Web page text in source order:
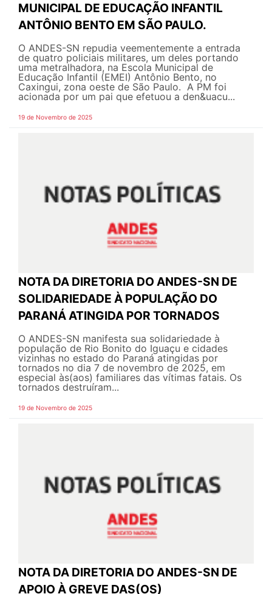
MUNICIPAL DE EDUCAÇÃO INFANTIL
ANTÔNIO BENTO EM SÃO PAULO.
O ANDES-SN repudia veementemente a entrada
de quatro policiais militares, um deles portando
uma metralhadora, na Escola Municipal de
Educação Infantil (EMEI) Antônio Bento, no
Caxingui, zona oeste de São Paulo. A PM foi
acionada por um pai que efetuou a den&uacu...
19 de Novembro de 2025
NOTA DA DIRETORIA DO ANDES-SN DE
SOLIDARIEDADE À POPULAÇÃO DO
PARANÁ ATINGIDA POR TORNADOS
O ANDES-SN manifesta sua solidariedade à
população de Rio Bonito do Iguaçu e cidades
vizinhas no estado do Paraná atingidas por
tornados no dia 7 de novembro de 2025, em
especial às(aos) familiares das vítimas fatais. Os
tornados destruíram...
19 de Novembro de 2025
NOTA DA DIRETORIA DO ANDES-SN DE
APOIO À GREVE DAS(OS)